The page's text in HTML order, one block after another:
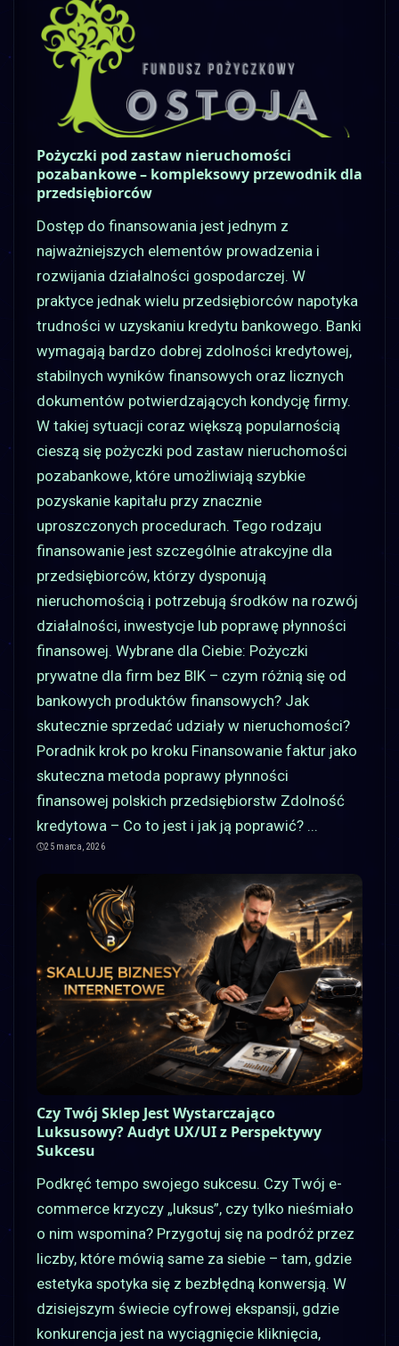
Pożyczki pod zastaw nieruchomości
pozabankowe – kompleksowy przewodnik dla
przedsiębiorców
Dostęp do finansowania jest jednym z
najważniejszych elementów prowadzenia i
rozwijania działalności gospodarczej. W
praktyce jednak wielu przedsiębiorców napotyka
trudności w uzyskaniu kredytu bankowego. Banki
wymagają bardzo dobrej zdolności kredytowej,
stabilnych wyników finansowych oraz licznych
dokumentów potwierdzających kondycję firmy.
W takiej sytuacji coraz większą popularnością
cieszą się pożyczki pod zastaw nieruchomości
pozabankowe, które umożliwiają szybkie
pozyskanie kapitału przy znacznie
uproszczonych procedurach. Tego rodzaju
finansowanie jest szczególnie atrakcyjne dla
przedsiębiorców, którzy dysponują
nieruchomością i potrzebują środków na rozwój
działalności, inwestycje lub poprawę płynności
finansowej. Wybrane dla Ciebie: Pożyczki
prywatne dla firm bez BIK – czym różnią się od
bankowych produktów finansowych? Jak
skutecznie sprzedać udziały w nieruchomości?
Poradnik krok po kroku Finansowanie faktur jako
skuteczna metoda poprawy płynności
finansowej polskich przedsiębiorstw Zdolność
kredytowa – Co to jest i jak ją poprawić? ...
25 marca, 2026
Czy Twój Sklep Jest Wystarczająco
Luksusowy? Audyt UX/UI z Perspektywy
Sukcesu
Podkręć tempo swojego sukcesu. Czy Twój e-
commerce krzyczy „luksus”, czy tylko nieśmiało
o nim wspomina? Przygotuj się na podróż przez
liczby, które mówią same za siebie – tam, gdzie
estetyka spotyka się z bezbłędną konwersją. W
dzisiejszym świecie cyfrowej ekspansji, gdzie
konkurencja jest na wyciągnięcie kliknięcia,